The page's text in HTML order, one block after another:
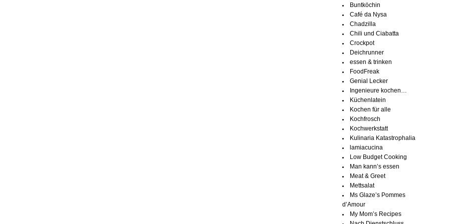
Buntköchin
Café da Nysa
Chadzilla
Chili und Ciabatta
Crockpot
Deichrunner
essen & trinken
FoodFreak
Genial Lecker
Ingenieure kochen…
Küchenlatein
Kochen für alle
Kochfrosch
Kochwerkstatt
Kulinaria Katastrophalia
lamiacucina
Low Budget Cooking
Man kann’s essen
Meat & Greet
Mettsalat
Ms Glaze’s Pommes
d’Amour
My Mom’s Recipes